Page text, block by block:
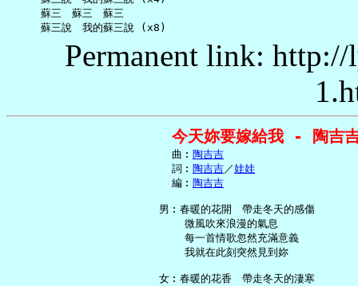
     蘇三　蘇三　蘇三
Permanent link:
今天妳要嫁給我 - 陶吉
     曲︰
陶吉吉
     詞︰
陶吉吉／娃娃
     編︰
陶吉吉
   男︰春暖的花開　帶走冬天的感傷
       微風吹來浪漫的氣息
       每一首情歌忽然充滿意義
       我就在此刻突然見到妳
   女︰春暖的花香　帶走冬天的淒寒